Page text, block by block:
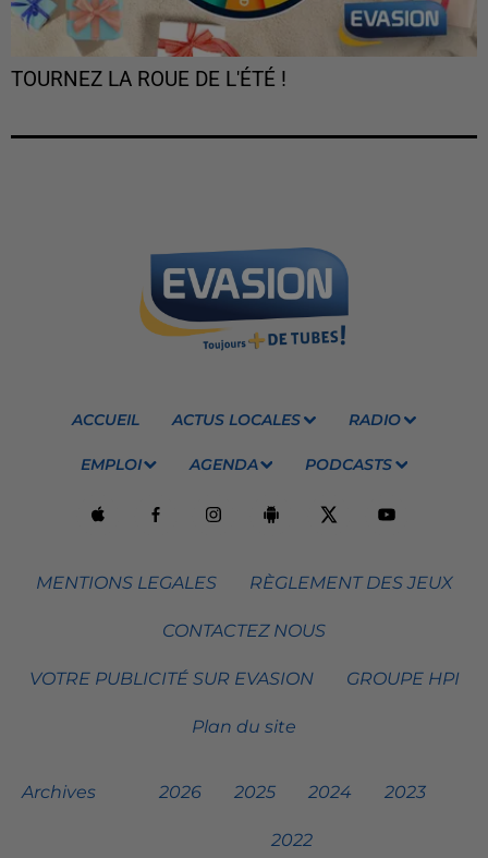
TOURNEZ LA ROUE DE L'ÉTÉ !
ACCUEIL ACTUS LOCALES RADIO
EMPLOI AGENDA PODCASTS
MENTIONS LEGALES RÈGLEMENT DES JEUX
CONTACTEZ NOUS
VOTRE PUBLICITÉ SUR EVASION GROUPE HPI
Plan du site
Archives 2026 2025 2024 2023
2022